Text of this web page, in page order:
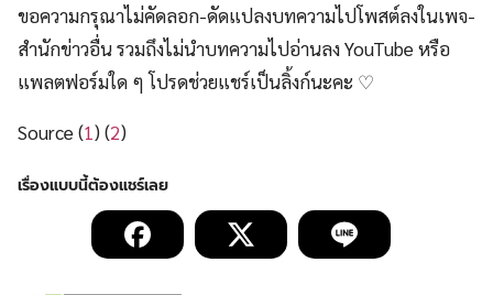
ขอความกรุณาไม่คัดลอก-ดัดแปลงบทความไปโพสต์ลงในเพจ-
สำนักข่าวอื่น รวมถึงไม่นำบทความไปอ่านลง YouTube หรือ
แพลตฟอร์มใด ๆ โปรดช่วยแชร์เป็นลิ้งก์นะคะ ♡
Source (1) (2)